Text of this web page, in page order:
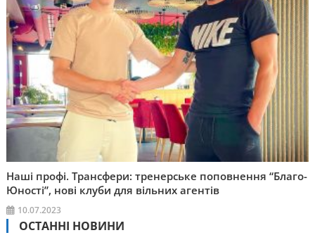
Наші профі. Трансфери: тренерське поповнення “Благо-
Юності”, нові клуби для вільних агентів
10.07.2023
ОСТАННІ НОВИНИ